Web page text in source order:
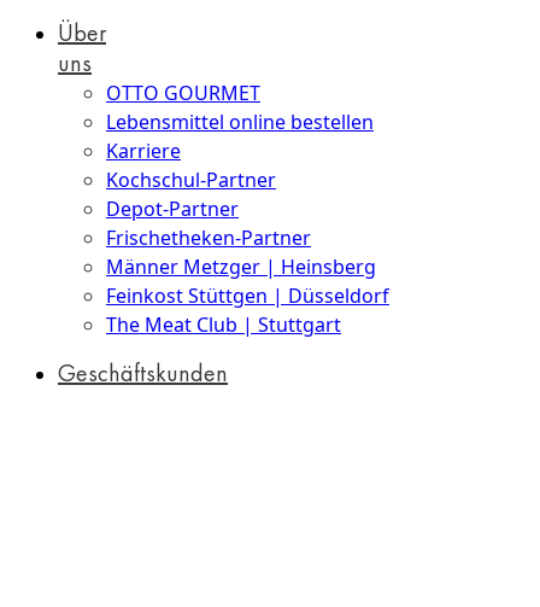
Über
uns
OTTO GOURMET
Lebensmittel online bestellen
Karriere
Kochschul-Partner
Depot-Partner
Frischetheken-Partner
Männer Metzger | Heinsberg
Feinkost Stüttgen | Düsseldorf
The Meat Club | Stuttgart
Geschäftskunden